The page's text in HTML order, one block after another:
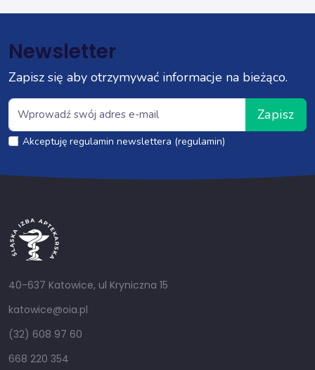
Newsletter
Zapisz się aby otrzymywać informacje na bieżąco.
Zapisz
Akceptuję regulamin newslettera (regulamin)
40-637 Katowice, ul Kryniczna 15
katowice@oia.pl
(32) 608 97 60
668 220 354